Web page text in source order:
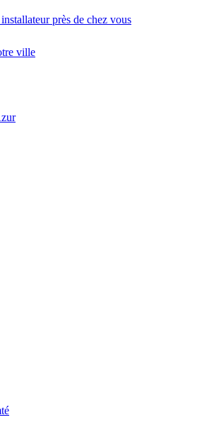
près de chez vous
ville